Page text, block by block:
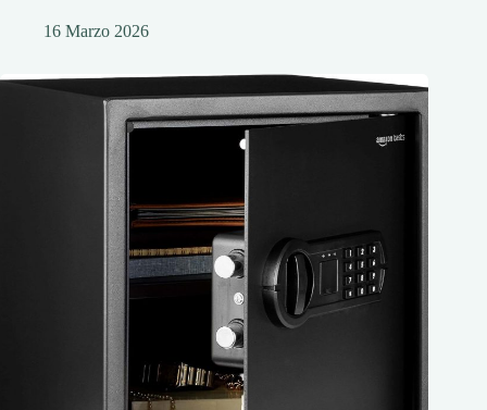
16 Marzo 2026